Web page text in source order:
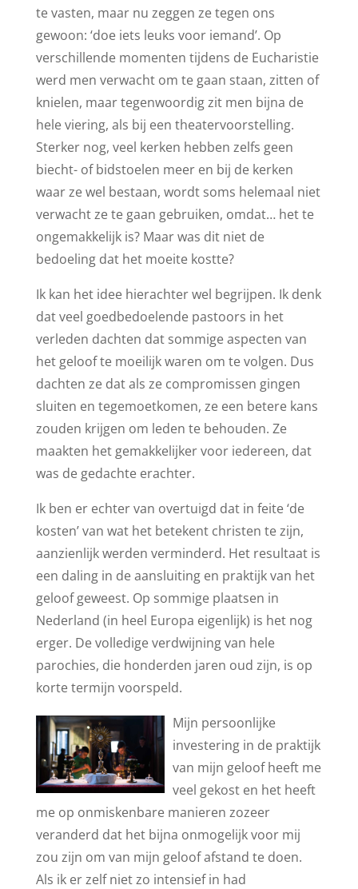
te vasten, maar nu zeggen ze tegen ons
gewoon: ‘doe iets leuks voor iemand’. Op
verschillende momenten tijdens de Eucharistie
werd men verwacht om te gaan staan, zitten of
knielen, maar tegenwoordig zit men bijna de
hele viering, als bij een theatervoorstelling.
Sterker nog, veel kerken hebben zelfs geen
biecht- of bidstoelen meer en bij de kerken
waar ze wel bestaan, wordt soms helemaal niet
verwacht ze te gaan gebruiken, omdat… het te
ongemakkelijk is? Maar was dit niet de
bedoeling dat het moeite kostte?
Ik kan het idee hierachter wel begrijpen. Ik denk
dat veel goedbedoelende pastoors in het
verleden dachten dat sommige aspecten van
het geloof te moeilijk waren om te volgen. Dus
dachten ze dat als ze compromissen gingen
sluiten en tegemoetkomen, ze een betere kans
zouden krijgen om leden te behouden. Ze
maakten het gemakkelijker voor iedereen, dat
was de gedachte erachter.
Ik ben er echter van overtuigd dat in feite ‘de
kosten’ van wat het betekent christen te zijn,
aanzienlijk werden verminderd. Het resultaat is
een daling in de aansluiting en praktijk van het
geloof geweest. Op sommige plaatsen in
Nederland (in heel Europa eigenlijk) is het nog
erger. De volledige verdwijning van hele
parochies, die honderden jaren oud zijn, is op
korte termijn voorspeld.
Mijn persoonlijke
investering in de praktijk
van mijn geloof heeft me
veel gekost en het heeft
me op onmiskenbare manieren zozeer
veranderd dat het bijna onmogelijk voor mij
zou zijn om van mijn geloof afstand te doen.
Als ik er zelf niet zo intensief in had